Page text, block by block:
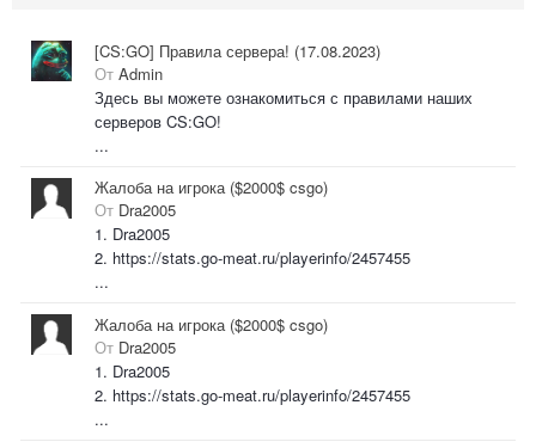
[CS:GO] Правила сервера! (17.08.2023)
От Admin
Здесь вы можете ознакомиться с правилами наших
серверов CS:GO!
...
Жалоба на игрока ($2000$ csgo)
От Dra2005
1. Dra2005
2. https://stats.go-meat.ru/playerinfo/2457455
...
Жалоба на игрока ($2000$ csgo)
От Dra2005
1. Dra2005
2. https://stats.go-meat.ru/playerinfo/2457455
...